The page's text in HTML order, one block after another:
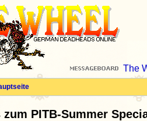
The
zum PITB-Summer